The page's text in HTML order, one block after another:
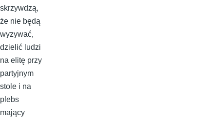
skrzywdzą,
że nie będą
wyzywać,
dzielić ludzi
na elitę przy
partyjnym
stole i na
plebs
mający